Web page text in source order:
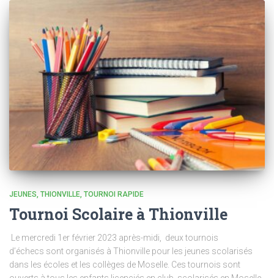
JEUNES THIONVILLE TOURNOI RAPIDE
Tournoi Scolaire à Thionville
Le mercredi 1er février 2023 après-midi, deux tournois
d’échecs sont organisés à Thionville pour les jeunes scolarisés
dans les écoles et les collèges de Moselle. Ces tournois sont